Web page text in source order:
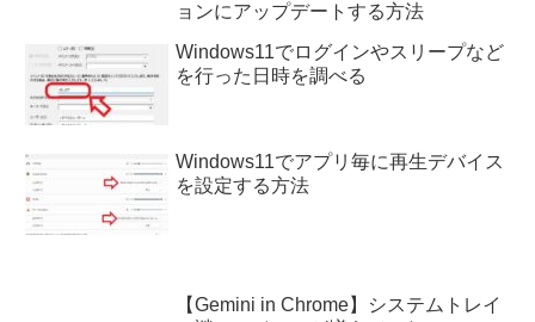
ョンにアップデートする方法
Windows11でログインやスリープなど
を行った日時を調べる
Windows11でアプリ毎に再生デバイス
を設定する方法
【Gemini in Chrome】システムトレイ